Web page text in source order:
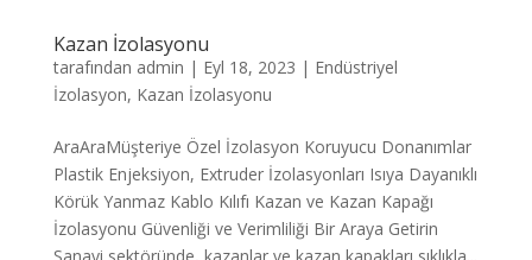
Kazan İzolasyonu
tarafından admin | Eyl 18, 2023 | Endüstriyel
İzolasyon, Kazan İzolasyonu
AraAraMüşteriye Özel İzolasyon Koruyucu Donanımlar
Plastik Enjeksiyon, Extruder İzolasyonları Isıya Dayanıklı
Körük Yanmaz Kablo Kılıfı Kazan ve Kazan Kapağı
İzolasyonu Güvenliği ve Verimliliği Bir Araya Getirin
Sanayi sektöründe, kazanlar ve kazan kapakları sıklıkla...